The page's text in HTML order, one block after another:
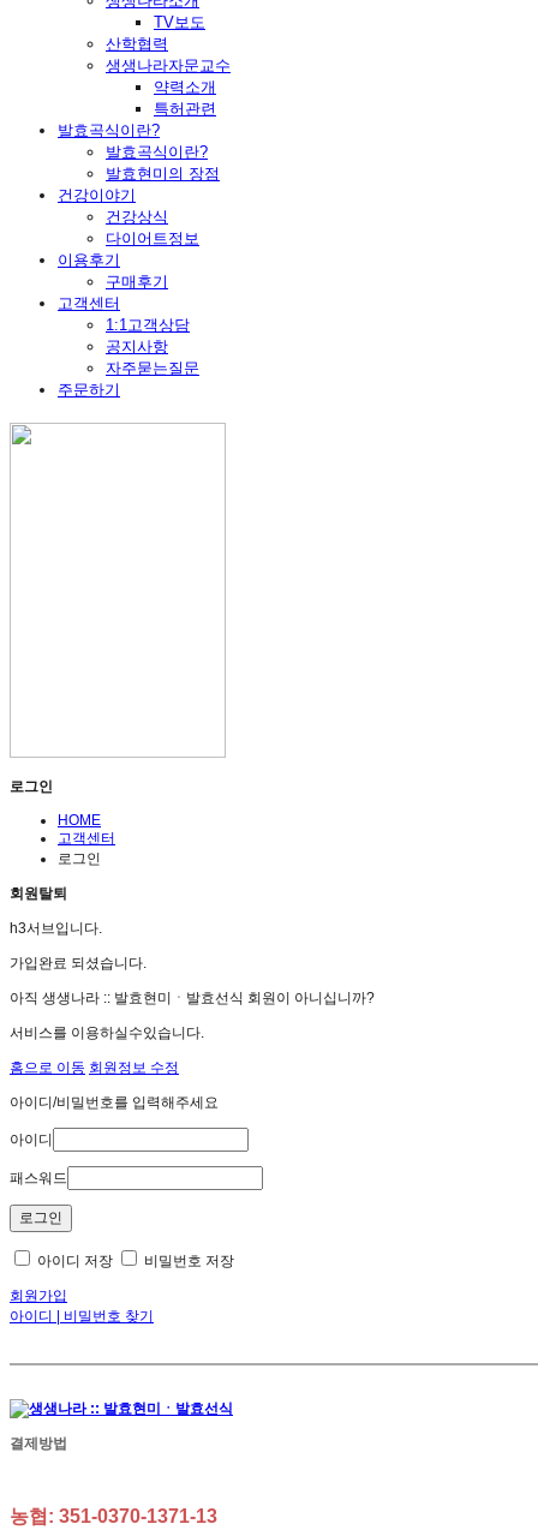
TV보도
산학협력
생생나라자문교수
약력소개
특허관련
발효곡식이란?
발효곡식이란?
발효현미의 장점
건강이야기
건강상식
다이어트정보
이용후기
구매후기
고객센터
1:1고객상담
공지사항
자주묻는질문
주문하기
로그인
HOME
고객센터
로그인
회원탈퇴
h3서브입니다.
가입완료 되셨습니다.
아직 생생나라 :: 발효현미ㆍ발효선식 회원이 아니십니까?
서비스를 이용하실수있습니다.
홈으로 이동 회원정보 수정
아이디/비밀번호를 입력해주세요
아이디
패스워드
아이디 저장 비밀번호 저장
회원가입
아이디 | 비밀번호 찾기
결제방법
농협: 351-0370-1371-13